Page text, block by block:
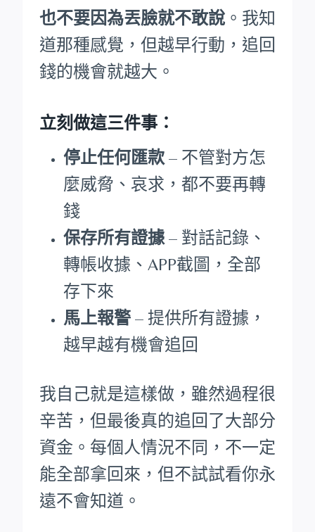
也不要因為丟臉就不敢說 。我知
道那種感覺，但越早行動，追回
錢的機會就越大。
立刻做這三件事：
停止任何匯款 – 不管對方怎
麼威脅、哀求，都不要再轉
錢
保存所有證據 – 對話記錄、
轉帳收據、APP截圖，全部
存下來
馬上報警 – 提供所有證據，
越早越有機會追回
我自己就是這樣做，雖然過程很
辛苦，但最後真的追回了大部分
資金。每個人情況不同，不一定
能全部拿回來，但不試試看你永
遠不會知道。